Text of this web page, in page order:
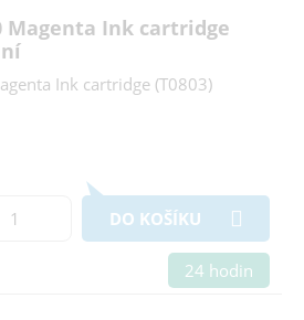
Magenta Ink cartridge
Ink cartridge (T0803)
DO KOŠÍKU
24 hodin